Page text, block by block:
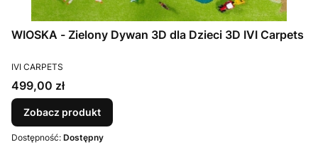
WIOSKA - Zielony Dywan 3D dla Dzieci 3D IVI Carpets
PRODUCENT
IVI CARPETS
Cena
499,00 zł
Zobacz produkt
Dostępność: Dostępny